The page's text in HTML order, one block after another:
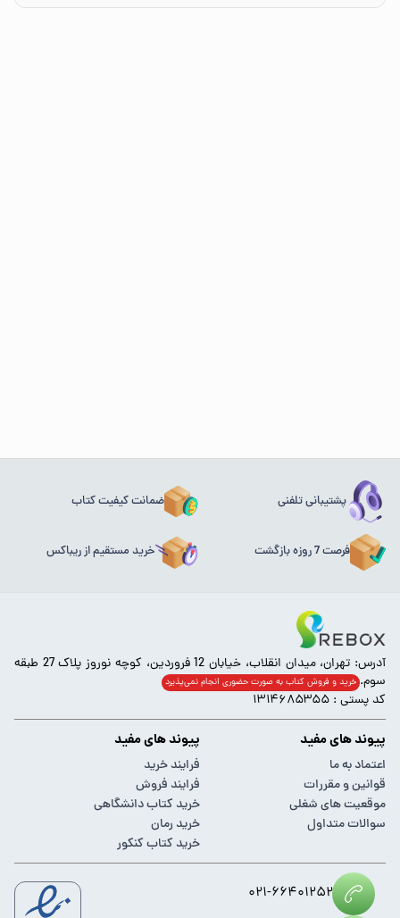
پشتیبانی تلفنی ضمانت کیفیت کتاب
فرصت 7 روزه بازگشت خرید مستقیم از ریباکس
آدرس: تهران، میدان انقلاب، خیابان 12 فروردین، کوچه نوروز پلاک 27 طبقه
سوم. خرید و فروش کتاب به صورت حضوری انجام‌ نمی‌پذیرد
کد پستی : ۱۳۱۴۶۸۵۳۵۵
پیوند های مفید
اعتماد به ما
قوانین و مقررات
موقعیت های شغلی
سوالات متداول
پیوند های مفید
فرایند خرید
فرایند فروش
خرید کتاب دانشگاهی
خرید رمان
خرید کتاب کنکور
۰۲۱-۶۶۴۰۱۲۵۲